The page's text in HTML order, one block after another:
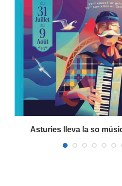
Asturies lleva la so